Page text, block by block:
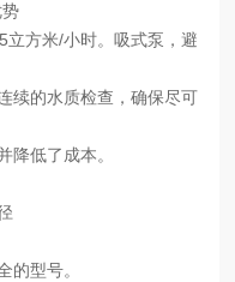
立方米/小时。吸式泵，避
续的水质检查，确保尽可
降低了成本。
的型号。